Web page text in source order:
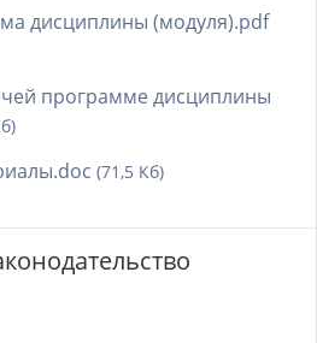
дисциплины (модуля).pdf
программе дисциплины
(71,5 Кб)